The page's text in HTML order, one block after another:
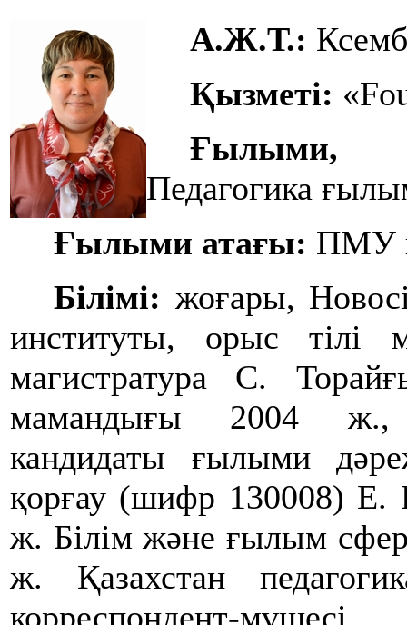
А.Ж.Т.:
Қызметі:
Ғылыми,
Педагогика
Ғылыми атағы: ПМУ
Білімі: жоғары,
институты, орыс тілі
магистратура С.
мамандығы 2004 ж.,
кандидаты ғылыми
қорғау (шифр 130008) Е.
ж. Білім және ғылым
ж. Қазахстан
корреспондент-мүшесі